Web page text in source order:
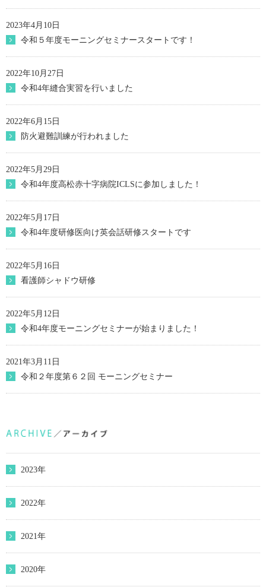
2023年4月10日
令和５年度モーニングセミナースタートです！
2022年10月27日
令和4年縫合実習を行いました
2022年6月15日
防火避難訓練が行われました
2022年5月29日
令和4年度高松赤十字病院ICLSに参加しました！
2022年5月17日
令和4年度研修医向け英会話研修スタートです
2022年5月16日
看護師シャドウ研修
2022年5月12日
令和4年度モーニングセミナーが始まりました！
2021年3月11日
令和２年度第６２回 モーニングセミナー
2023年
2022年
2021年
2020年